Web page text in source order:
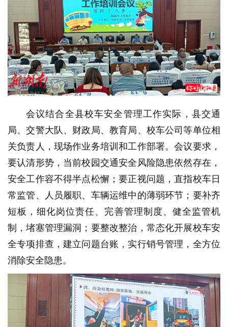
会议结合全县校车安全管理工作实际，县交通
局、交警大队、财政局、教育局、校车公司等单位相
关负责人，现场作业务培训和工作部署。会议要求，
要认清形势，当前校园交通安全风险隐患依然存在，
安全工作容不得半点松懈；要正视问题，直指校车日
常监管、人员履职、车辆运维中的薄弱环节；要补齐
短板，细化岗位责任、完善管理制度、健全监管机
制，堵塞管理漏洞；要整改整治，常态化开展校车安
全专项排查，建立问题台账，实行销号管理，全方位
消除安全隐患。